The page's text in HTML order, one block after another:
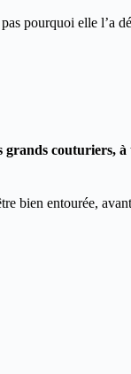
pourquoi elle l’a
grands couturiers,
bien entourée,